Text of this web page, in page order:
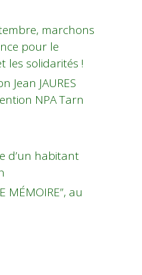
marchons
pour le
les solidarités !
Jean JAURES
NPA Tarn
d’un habitant
MÉMOIRE”, au